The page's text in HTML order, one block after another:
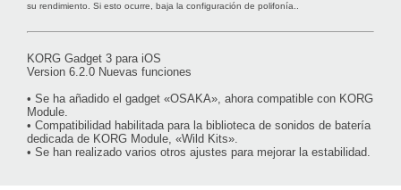
su rendimiento. Si esto ocurre, baja la configuración de polifonía..
KORG Gadget 3 para iOS
Version 6.2.0 Nuevas funciones
• Se ha añadido el gadget «OSAKA», ahora compatible con KORG
Module.
• Compatibilidad habilitada para la biblioteca de sonidos de batería
dedicada de KORG Module, «Wild Kits».
• Se han realizado varios otros ajustes para mejorar la estabilidad.